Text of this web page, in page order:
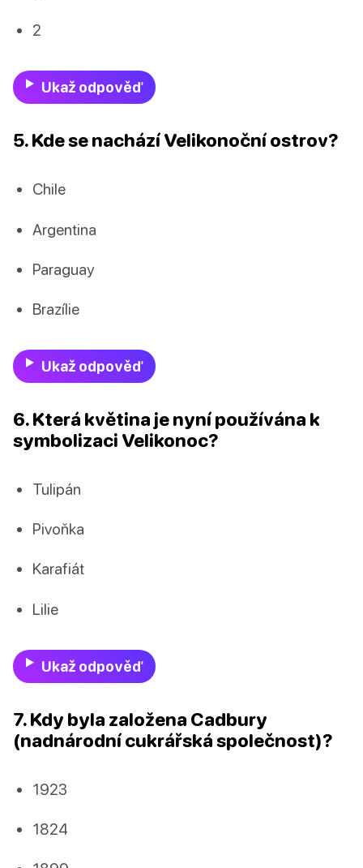
2
Ukaž odpověď
5. Kde se nachází Velikonoční ostrov?
Chile
Argentina
Paraguay
Brazílie
Ukaž odpověď
6. Která květina je nyní používána k
symbolizaci Velikonoc?
Tulipán
Pivoňka
Karafiát
Lilie
Ukaž odpověď
7. Kdy byla založena Cadbury
(nadnárodní cukrářská společnost)?
1923
1824